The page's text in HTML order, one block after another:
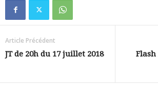
Article Précédent
JT de 20h du 17 juillet 2018
Flash